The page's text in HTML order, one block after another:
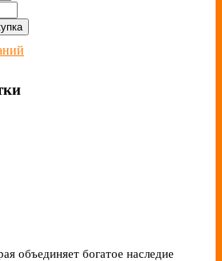
объединяет богатое наследие